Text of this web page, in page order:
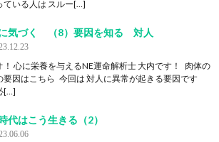
ている人は スルー[…]
気づく （8）要因を知る 対人
！ 心に栄養を与えるNE運命解析士 大内です！ 肉体の
要因はこちら 今回は 対人に異常が起きる要因です
[…]
代はこう生きる（2）